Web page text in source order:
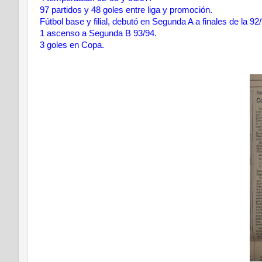
97 partidos y 48 goles entre liga y promoción.
Fútbol base y filial, debutó en Segunda A a finales de la
1 ascenso a Segunda B 93/94.
3 goles en Copa.